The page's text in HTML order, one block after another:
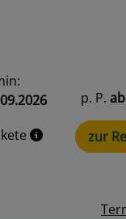
p. P. ab
zur